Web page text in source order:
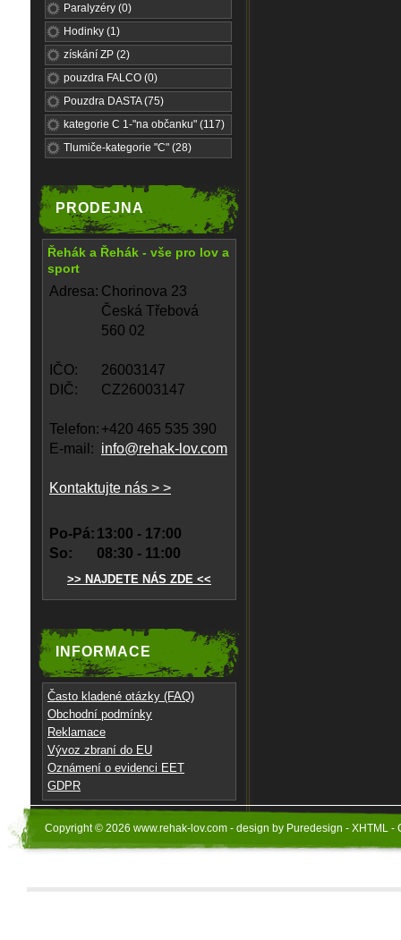
Paralyzéry (0)
Hodinky (1)
získání ZP (2)
pouzdra FALCO (0)
Pouzdra DASTA (75)
kategorie C 1-"na občanku" (117)
Tlumiče-kategorie "C" (28)
PRODEJNA
Řehák a Řehák - vše pro lov a
sport
Adresa: Chorinova 23
Česká Třebová
560 02
IČO:
26003147
DIČ:
CZ26003147
Telefon: +420 465 535 390
E-mail: info@rehak-lov.com
Kontaktujte nás > >
Po-Pá: 13:00 - 17:00
So:
08:30 - 11:00
>> NAJDETE NÁS ZDE <<
INFORMACE
Často kladené otázky (FAQ)
Obchodní podmínky
Reklamace
Vývoz zbraní do EU
Oznámení o evidenci EET
GDPR
Copyright © 2026 www.rehak-lov.com - design by Puredesign - XHTML -